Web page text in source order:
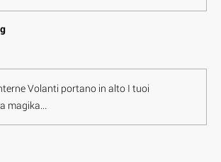
Volanti portano in alto I tuoi
magika...